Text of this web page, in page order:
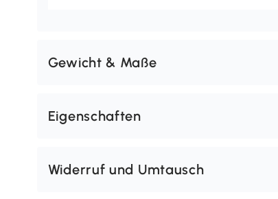
Gewicht & Maße
Eigenschaften
Widerruf und Umtausch